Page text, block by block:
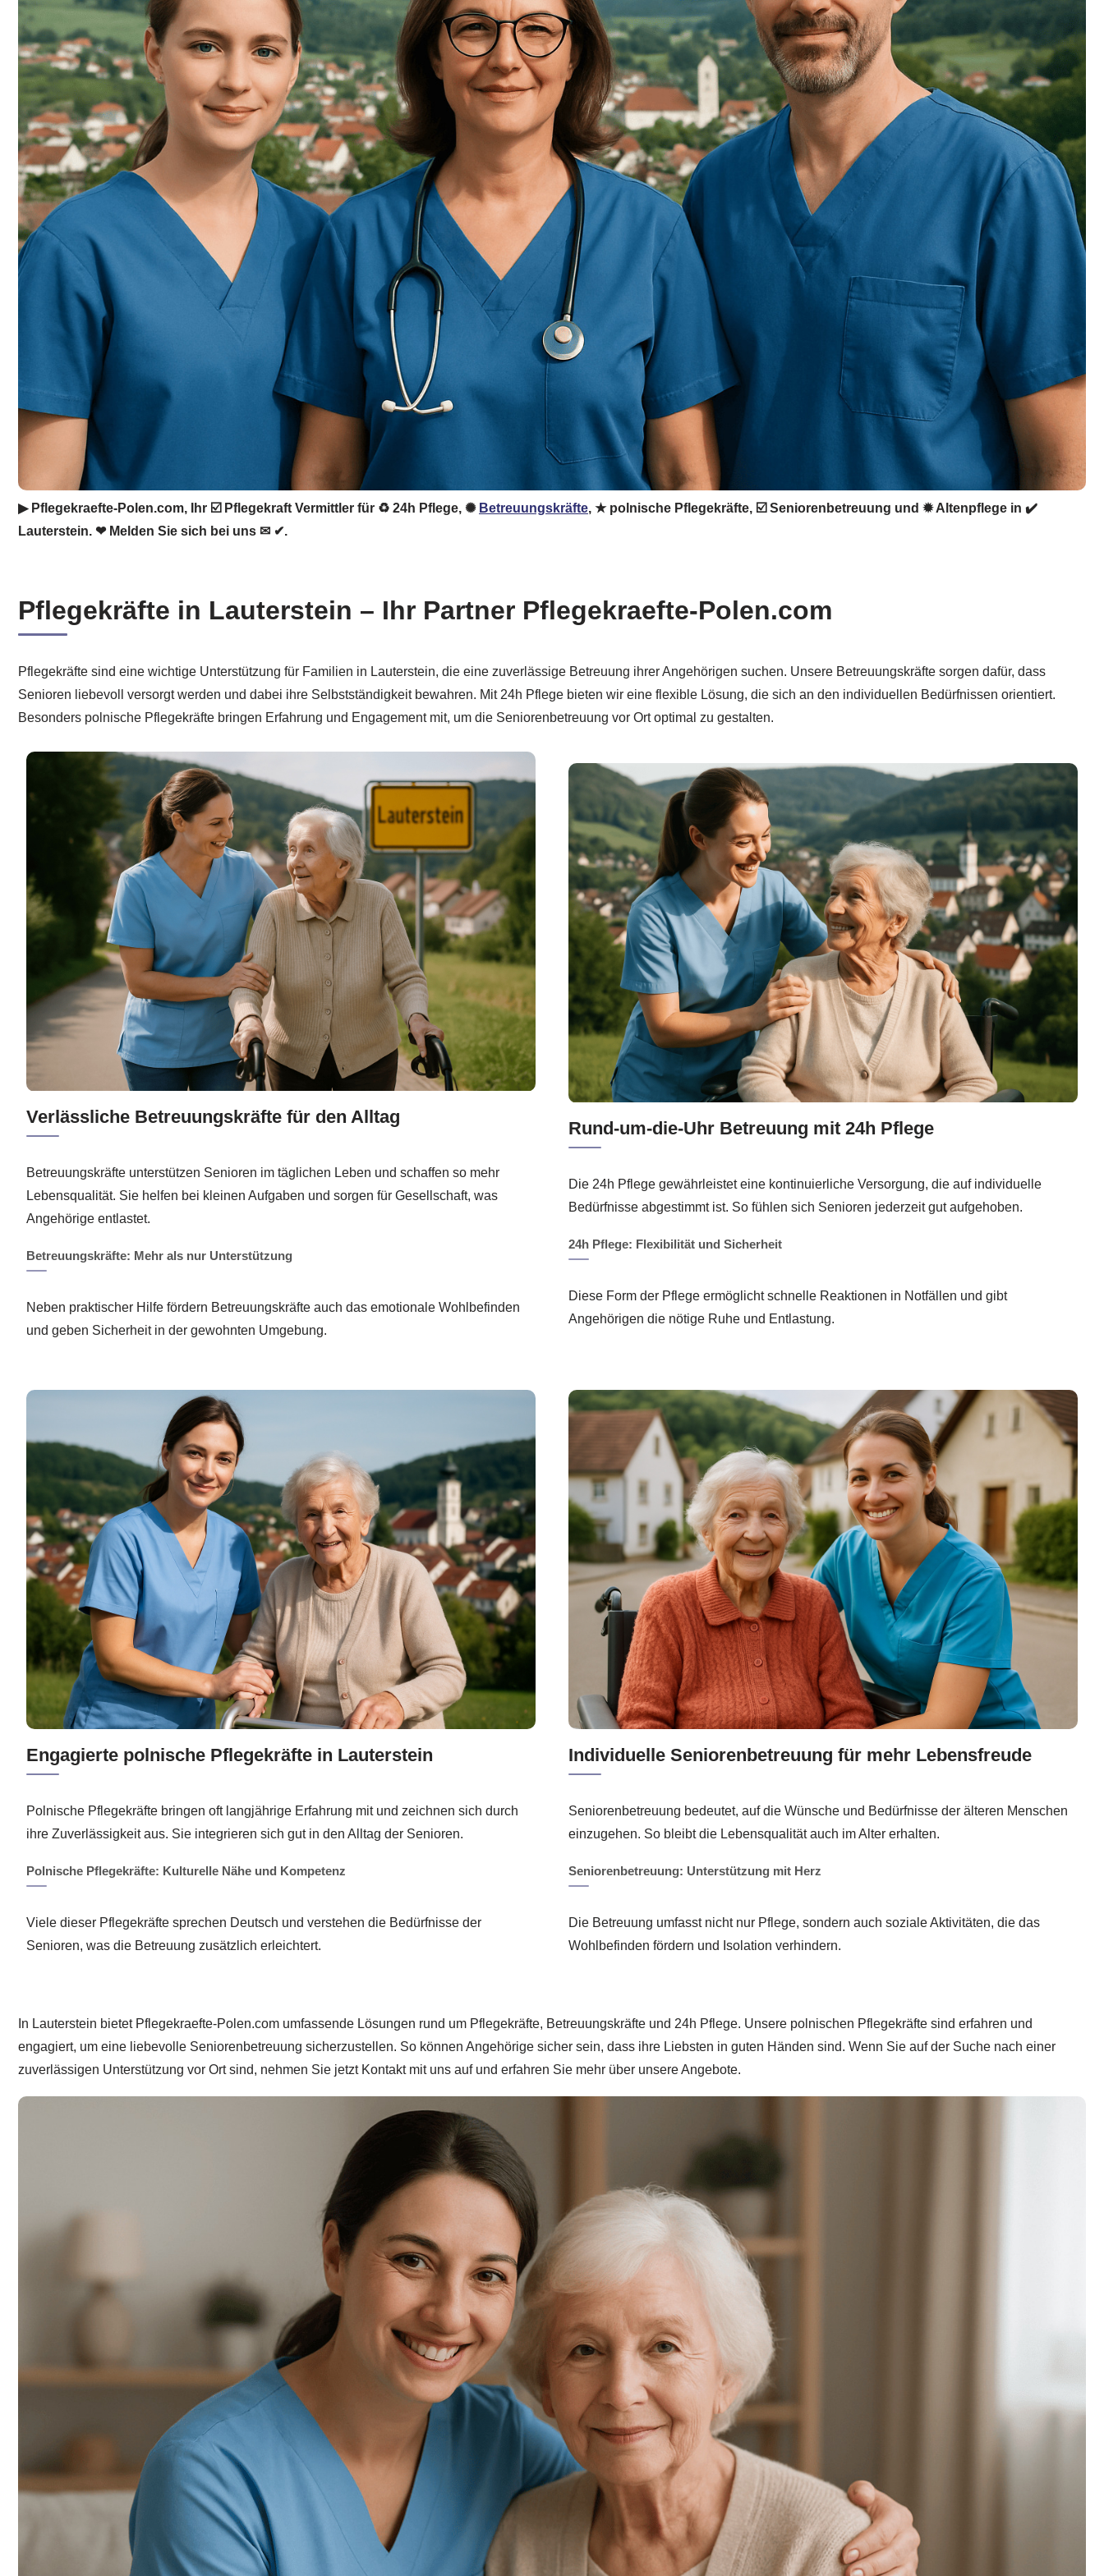
▶︎ Pflegekraefte-Polen.com, Ihr ☑️ Pflegekraft Vermittler für ♻ 24h Pflege, ✺ Betreuungskräfte, ★ polnische Pflegekräfte, ☑️ Seniorenbetreuung und ✹ Altenpflege in ✔️
Lauterstein. ❤ Melden Sie sich bei uns ✉ ✔.
Pflegekräfte in Lauterstein – Ihr Partner Pflegekraefte-Polen.com
Pflegekräfte sind eine wichtige Unterstützung für Familien in Lauterstein, die eine zuverlässige Betreuung ihrer Angehörigen suchen. Unsere Betreuungskräfte sorgen dafür, dass
Senioren liebevoll versorgt werden und dabei ihre Selbstständigkeit bewahren. Mit 24h Pflege bieten wir eine flexible Lösung, die sich an den individuellen Bedürfnissen orientiert.
Besonders polnische Pflegekräfte bringen Erfahrung und Engagement mit, um die Seniorenbetreuung vor Ort optimal zu gestalten.
Verlässliche Betreuungskräfte für den Alltag
Betreuungskräfte unterstützen Senioren im täglichen Leben und schaffen so mehr
Lebensqualität. Sie helfen bei kleinen Aufgaben und sorgen für Gesellschaft, was
Angehörige entlastet.
Betreuungskräfte: Mehr als nur Unterstützung
Neben praktischer Hilfe fördern Betreuungskräfte auch das emotionale Wohlbefinden
und geben Sicherheit in der gewohnten Umgebung.
Rund-um-die-Uhr Betreuung mit 24h Pflege
Die 24h Pflege gewährleistet eine kontinuierliche Versorgung, die auf individuelle
Bedürfnisse abgestimmt ist. So fühlen sich Senioren jederzeit gut aufgehoben.
24h Pflege: Flexibilität und Sicherheit
Diese Form der Pflege ermöglicht schnelle Reaktionen in Notfällen und gibt
Angehörigen die nötige Ruhe und Entlastung.
Engagierte polnische Pflegekräfte in Lauterstein
Polnische Pflegekräfte bringen oft langjährige Erfahrung mit und zeichnen sich durch
ihre Zuverlässigkeit aus. Sie integrieren sich gut in den Alltag der Senioren.
Polnische Pflegekräfte: Kulturelle Nähe und Kompetenz
Viele dieser Pflegekräfte sprechen Deutsch und verstehen die Bedürfnisse der
Senioren, was die Betreuung zusätzlich erleichtert.
Individuelle Seniorenbetreuung für mehr Lebensfreude
Seniorenbetreuung bedeutet, auf die Wünsche und Bedürfnisse der älteren Menschen
einzugehen. So bleibt die Lebensqualität auch im Alter erhalten.
Seniorenbetreuung: Unterstützung mit Herz
Die Betreuung umfasst nicht nur Pflege, sondern auch soziale Aktivitäten, die das
Wohlbefinden fördern und Isolation verhindern.
In Lauterstein bietet Pflegekraefte-Polen.com umfassende Lösungen rund um Pflegekräfte, Betreuungskräfte und 24h Pflege. Unsere polnischen Pflegekräfte sind erfahren und
engagiert, um eine liebevolle Seniorenbetreuung sicherzustellen. So können Angehörige sicher sein, dass ihre Liebsten in guten Händen sind. Wenn Sie auf der Suche nach einer
zuverlässigen Unterstützung vor Ort sind, nehmen Sie jetzt Kontakt mit uns auf und erfahren Sie mehr über unsere Angebote.